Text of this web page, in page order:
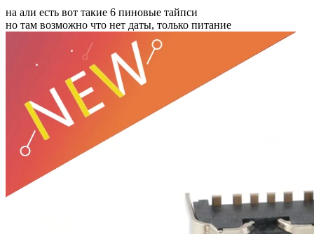
на али есть вот такие 6 пиновые тайпси
но там возможно что нет даты, только питание